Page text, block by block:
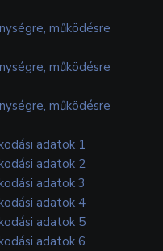
működésre
működésre
működésre
adatok 1
adatok 2
adatok 3
adatok 4
adatok 5
adatok 6